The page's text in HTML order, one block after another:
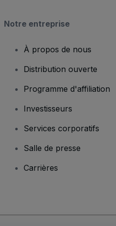
Notre entreprise
À propos de nous
Distribution ouverte
Programme d'affiliation
Investisseurs
Services corporatifs
Salle de presse
Carrières